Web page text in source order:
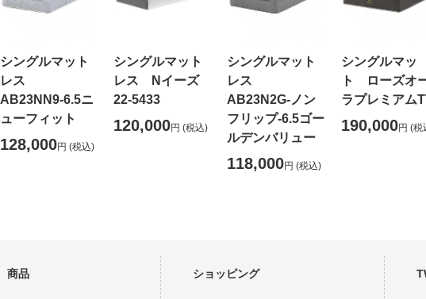
シングルマット
レス
AB23NN9-6.5ニ
ューフィット
128,000円 (税込)
シングルマット
レス Nイーズ
22-5433
120,000円 (税込)
シングルマット
レス
AB23N2G-ノン
フリップ-6.5ゴー
ルデンバリュー
118,000円 (税込)
シングルマッ
ト ローズオ
ラプレミアム
190,000円 (税
商品 ショッピング